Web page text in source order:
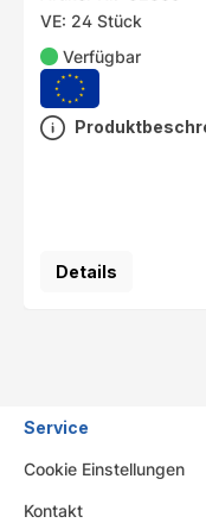
VE: 24 Stück
Verfügbar
Details
Service
Cookie Einstellungen
Kontakt